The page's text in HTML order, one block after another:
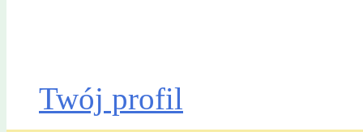
Twój profil